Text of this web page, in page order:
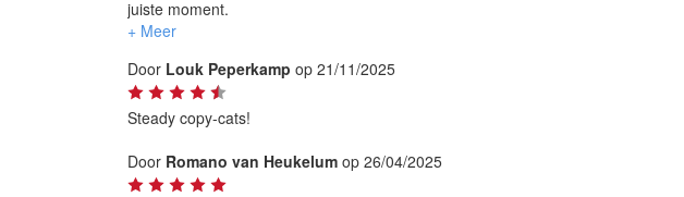
juiste moment.
Fijne band!
Door Louk Peperkamp op 21/11/2025
Steady copy-cats!
Door Romano van Heukelum op 26/04/2025